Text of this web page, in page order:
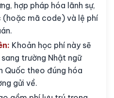
hợp pháp hóa lãnh sự,
(hoặc mã code) và lệ phí
Khoản học phí này sẽ
trường Nhật ngữ
Quốc theo đúng hóa
gửi về.